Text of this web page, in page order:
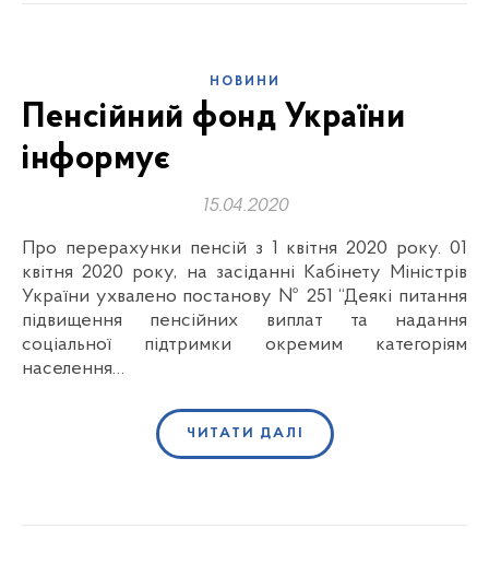
НОВИНИ
Пенсійний фонд України
інформує
15.04.2020
Про перерахунки пенсій з 1 квітня 2020 року. 01
квітня 2020 року, на засіданні Кабінету Міністрів
України ухвалено постанову № 251 “Деякі питання
підвищення пенсійних виплат та надання
соціальної підтримки окремим категоріям
населення…
ЧИТАТИ ДАЛІ